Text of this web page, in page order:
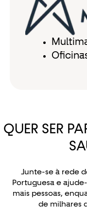
QUER SER
Junte-se à rede
Portuguesa e
mais pessoas,
de milhares